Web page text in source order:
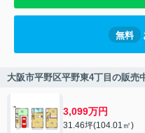
無料
大阪市平野区平野東4丁目の販売
3,099万円
31.46坪(104.01㎡)